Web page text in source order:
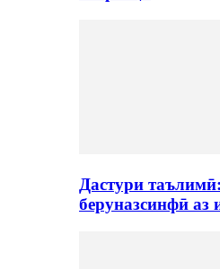
Дастури
беруназсинфӣ аз